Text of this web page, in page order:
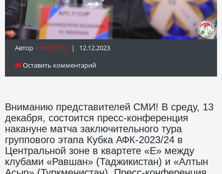
Автор Info@fft.tj | 12.12.2023
Оставить комментарий
Вниманию представителей СМИ! В среду, 13
декабря, состоится пресс-конференция
накануне матча заключительного тура
группового этапа Кубка АФК-2023/24 в
Центральной зоне в квартете «Е» между
клубами «Равшан» (Таджикистан) и «Алтын